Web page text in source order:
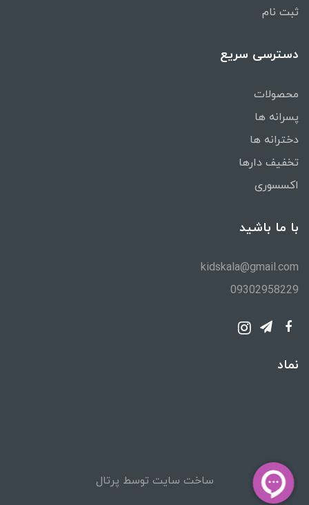
ثبت نام
دسترسی سریع
محصولات
پسرانه ها
دخترانه ها
تخفیف دارها
اکسسوری
با ما باشید
kidskala@gmail.com
09302958229
نماد
ساخت سایت توسط پرتال